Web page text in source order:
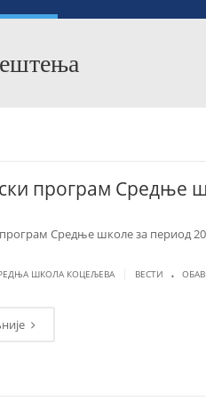
програм Средње
Средње школе за период
ШКОЛА КОЦЕЉЕВА ВЕСТИ .